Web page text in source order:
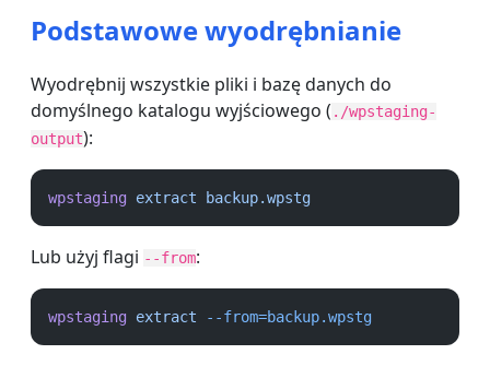
Podstawowe wyodrębnianie
Wyodrębnij wszystkie pliki i bazę danych do
domyślnego katalogu wyjściowego ( ./wpstaging-
output):
wpstaging extract backup.wpstg
Lub użyj flagi --from:
wpstaging extract --from=backup.wpstg